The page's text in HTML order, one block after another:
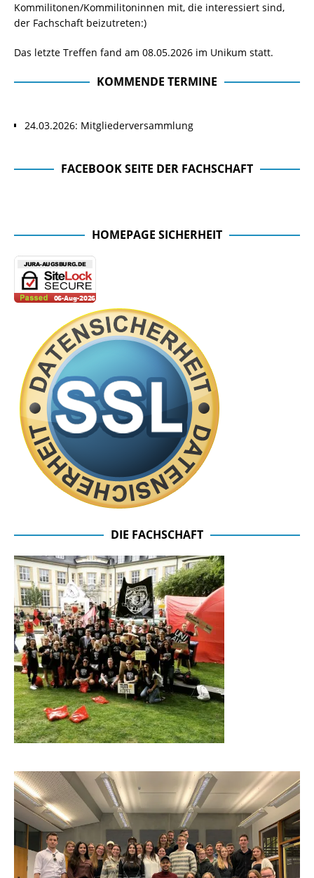
Kommilitonen/Kommilitoninnen mit, die interessiert sind,
der Fachschaft beizutreten:)
Das letzte Treffen fand am 08.05.2026 im Unikum statt.
KOMMENDE TERMINE
24.03.2026: Mitgliederversammlung
FACEBOOK SEITE DER FACHSCHAFT
HOMEPAGE SICHERHEIT
DIE FACHSCHAFT